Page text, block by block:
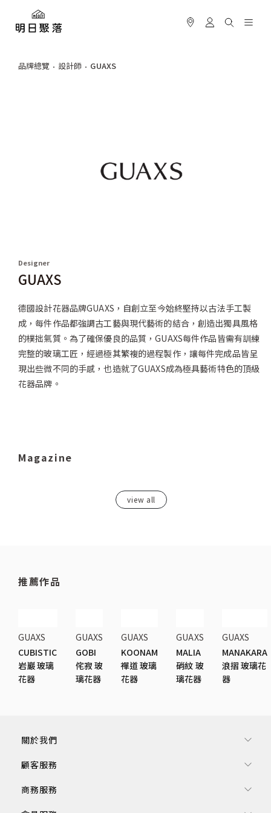
品牌總覽 設計師 GUAXS
Designer
GUAXS
德國設計花器品牌GUAXS，自創立至今始終堅持以古法手工製
成，每件作品都強調古工藝與現代藝術的結合，創造出獨具風格
的樸拙氣質。為了確保優良的品質，GUAXS每件作品皆需有訓練
完整的玻璃工匠，經過極其繁複的過程製作，讓每件完成品皆呈
現出些微不同的手感，也造就了GUAXS成為極具藝術特色的頂級
花器品牌。
Magazine
view all
推薦作品
GUAXS
CUBISTIC
岩巖 玻璃
花器
GUAXS
GOBI
侘寂 玻
璃花器
GUAXS
KOONAM
禪道 玻璃
花器
GUAXS
MALIA
硝紋 玻
璃花器
GUAXS
MANAKARA
浪摺 玻璃花
器
關於我們
顧客服務
商務服務